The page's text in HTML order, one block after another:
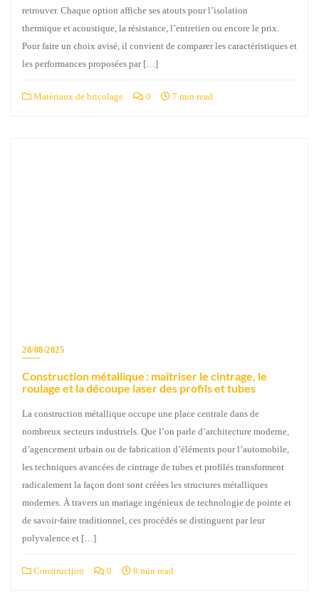
retrouver. Chaque option affiche ses atouts pour l’isolation
thermique et acoustique, la résistance, l’entretien ou encore le prix.
Pour faire un choix avisé, il convient de comparer les caractéristiques et
les performances proposées par […]
Matériaux de bricolage 0 7 min read
28/08/2025
Construction métallique : maîtriser le cintrage, le
roulage et la découpe laser des profils et tubes
La construction métallique occupe une place centrale dans de
nombreux secteurs industriels. Que l’on parle d’architecture moderne,
d’agencement urbain ou de fabrication d’éléments pour l’automobile,
les techniques avancées de cintrage de tubes et profilés transforment
radicalement la façon dont sont créées les structures métalliques
modernes. À travers un mariage ingénieux de technologie de pointe et
de savoir-faire traditionnel, ces procédés se distinguent par leur
polyvalence et […]
Construction 0 8 min read